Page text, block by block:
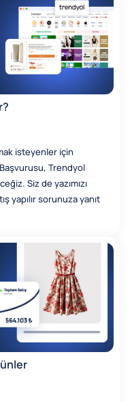
isteyenler için
Trendyol
Siz de yazımızı
yapılır sorunuza yanıt